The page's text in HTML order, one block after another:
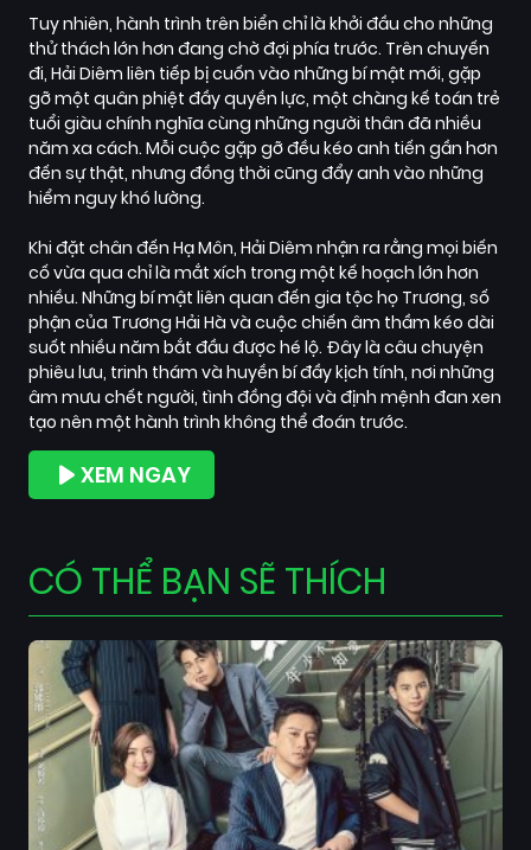
Tuy nhiên, hành trình trên biển chỉ là khởi đầu cho những
thử thách lớn hơn đang chờ đợi phía trước. Trên chuyến
đi, Hải Diêm liên tiếp bị cuốn vào những bí mật mới, gặp
gỡ một quân phiệt đầy quyền lực, một chàng kế toán trẻ
tuổi giàu chính nghĩa cùng những người thân đã nhiều
năm xa cách. Mỗi cuộc gặp gỡ đều kéo anh tiến gần hơn
đến sự thật, nhưng đồng thời cũng đẩy anh vào những
hiểm nguy khó lường.
Khi đặt chân đến Hạ Môn, Hải Diêm nhận ra rằng mọi biến
cố vừa qua chỉ là mắt xích trong một kế hoạch lớn hơn
nhiều. Những bí mật liên quan đến gia tộc họ Trương, số
phận của Trương Hải Hà và cuộc chiến âm thầm kéo dài
suốt nhiều năm bắt đầu được hé lộ. Đây là câu chuyện
phiêu lưu, trinh thám và huyền bí đầy kịch tính, nơi những
âm mưu chết người, tình đồng đội và định mệnh đan xen
tạo nên một hành trình không thể đoán trước.
XEM NGAY
CÓ THỂ BẠN SẼ THÍCH